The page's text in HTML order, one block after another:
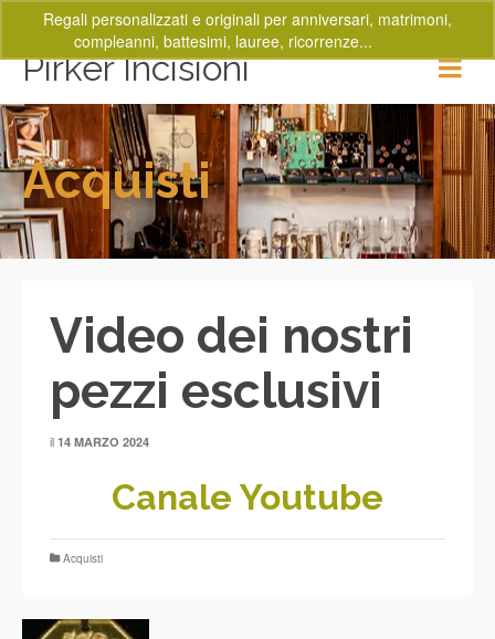
Regali personalizzati e originali per anniversari, matrimoni,
compleanni, battesimi, lauree, ricorrenze...
Pirker Incisioni
Acquisti
Video dei nostri
pezzi esclusivi
il 14 MARZO 2024
Canale Youtube
Acquisti